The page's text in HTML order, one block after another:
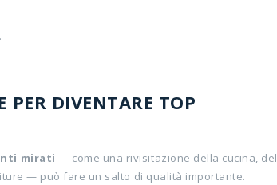
DIVENTARE TOP
mirati — come una rivisitazione della cucina, del
— può fare un salto di qualità importante.